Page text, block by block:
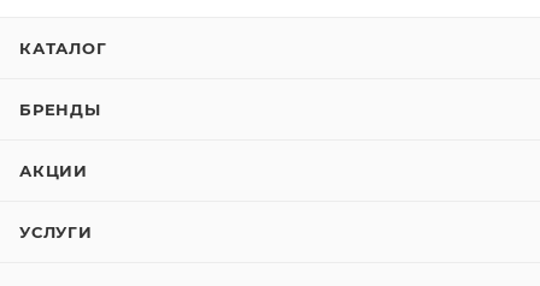
КАТАЛОГ
БРЕНДЫ
АКЦИИ
УСЛУГИ